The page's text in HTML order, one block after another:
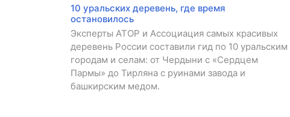
10 уральских деревень, где время
остановилось
Эксперты АТОР и Ассоциация самых красивых
деревень России составили гид по 10 уральским
городам и селам: от Чердыни с «Сердцем
Пармы» до Тирляна с руинами завода и
башкирским медом.